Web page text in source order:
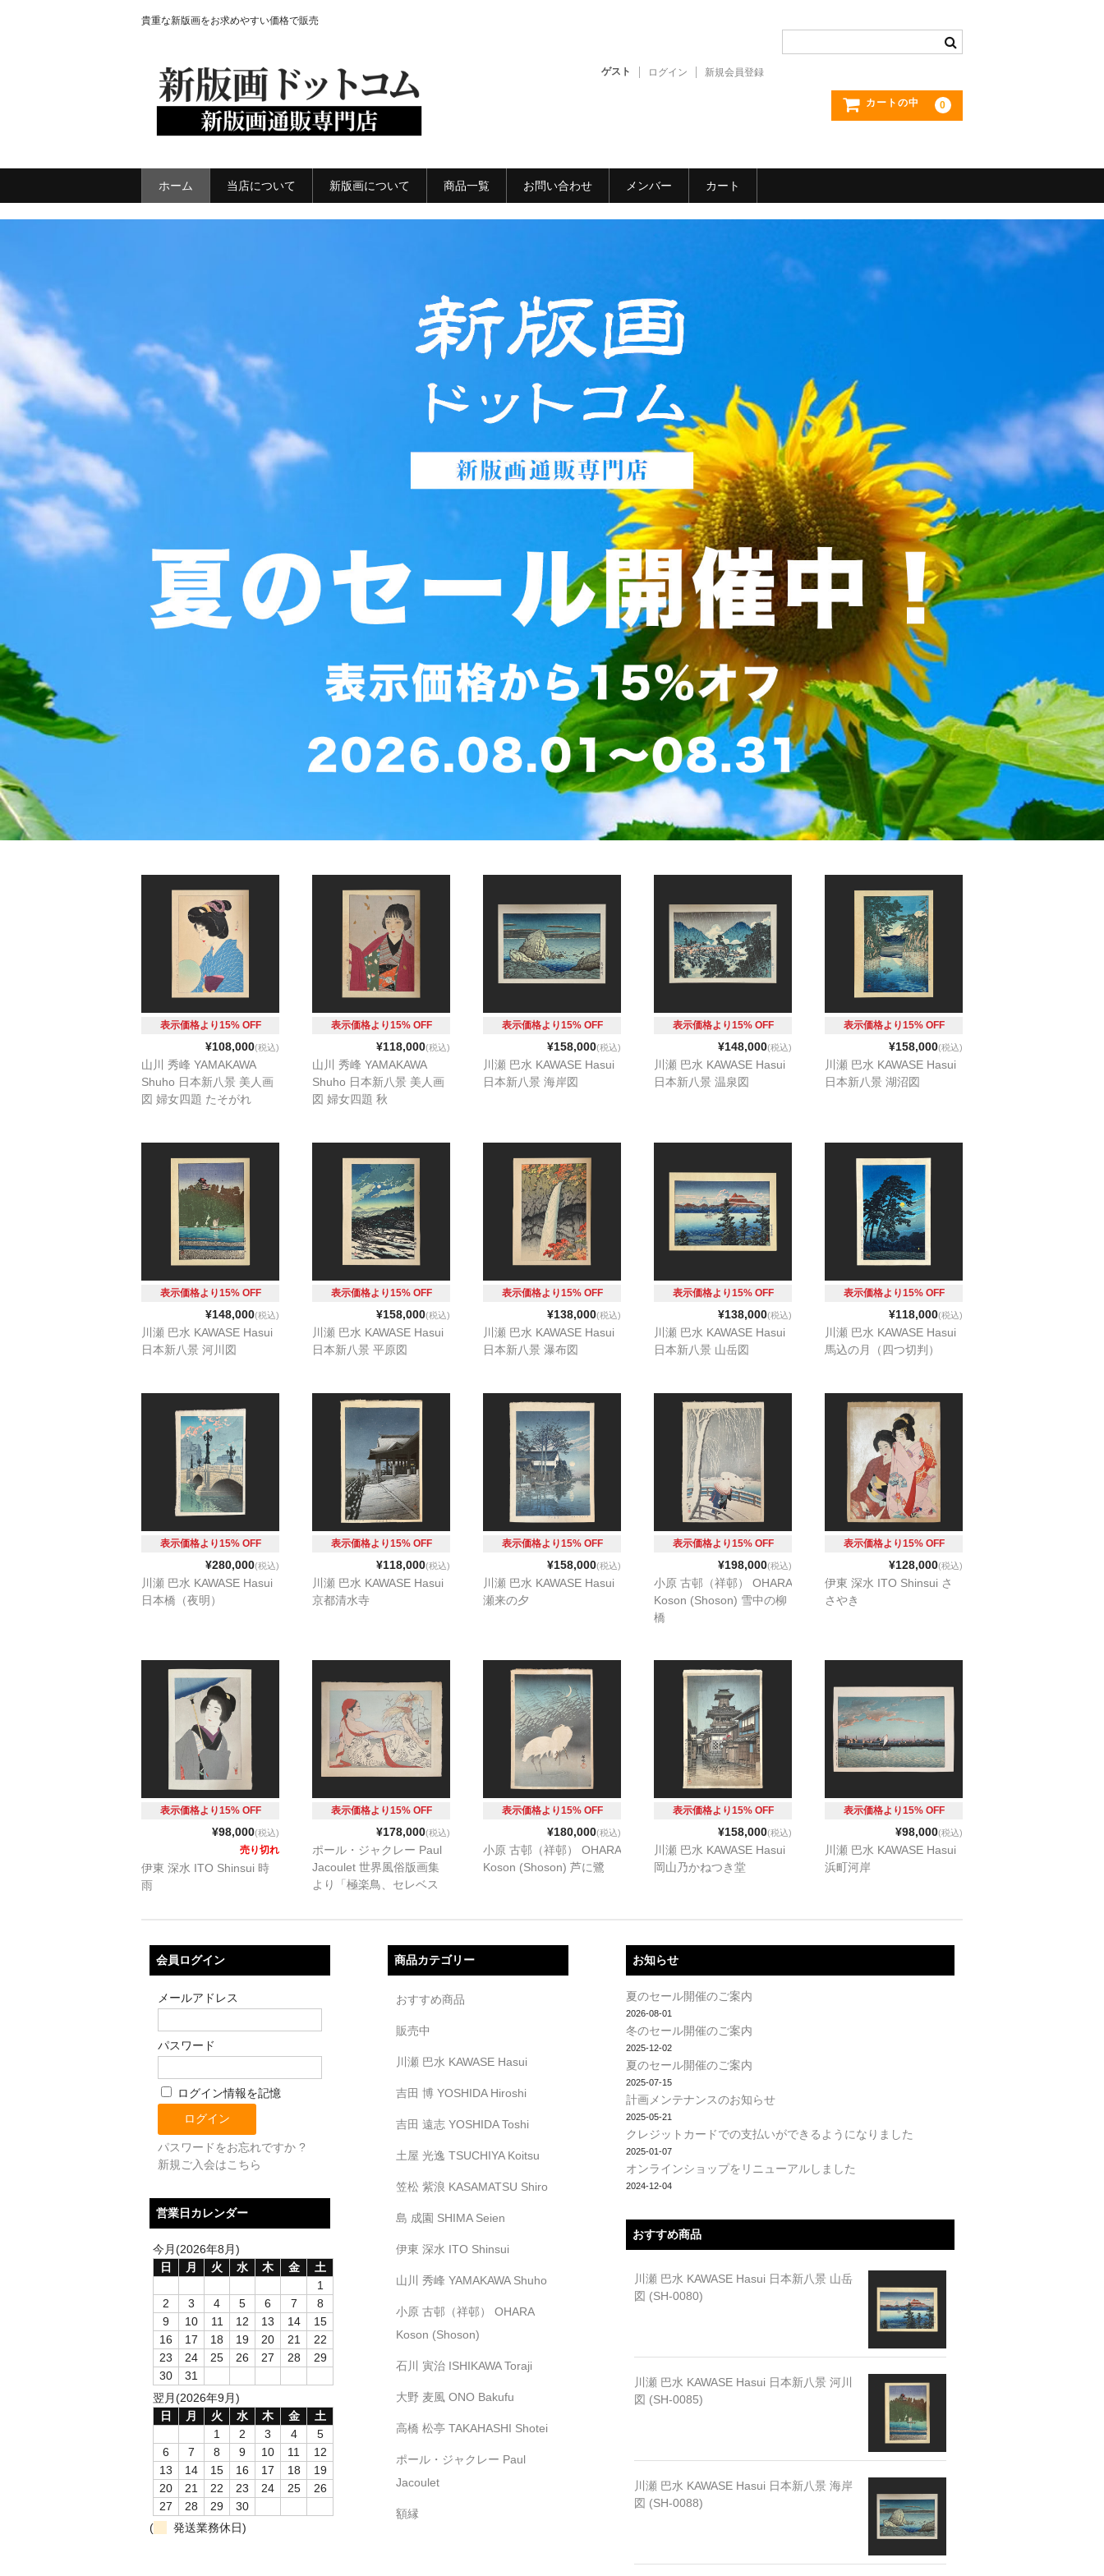
貴重な新版画をお求めやすい価格で販売
ゲスト ログイン 新規会員登録
カートの中 0
ホーム 当店について 新版画について 商品一覧 お問い合わせ メンバー カート
表示価格より15% OFF
¥108,000(税込)
山川 秀峰 YAMAKAWA
Shuho 日本新八景 美人画
図 婦女四題 たそがれ
表示価格より15% OFF
¥118,000(税込)
山川 秀峰 YAMAKAWA
Shuho 日本新八景 美人画
図 婦女四題 秋
表示価格より15% OFF
¥158,000(税込)
川瀬 巴水 KAWASE Hasui
日本新八景 海岸図
表示価格より15% OFF
¥148,000(税込)
川瀬 巴水 KAWASE Hasui
日本新八景 温泉図
表示価格より15% OFF
¥158,000(税込)
川瀬 巴水 KAWASE Hasui
日本新八景 湖沼図
表示価格より15% OFF
¥148,000(税込)
川瀬 巴水 KAWASE Hasui
日本新八景 河川図
表示価格より15% OFF
¥158,000(税込)
川瀬 巴水 KAWASE Hasui
日本新八景 平原図
表示価格より15% OFF
¥138,000(税込)
川瀬 巴水 KAWASE Hasui
日本新八景 瀑布図
表示価格より15% OFF
¥138,000(税込)
川瀬 巴水 KAWASE Hasui
日本新八景 山岳図
表示価格より15% OFF
¥118,000(税込)
川瀬 巴水 KAWASE Hasui
馬込の月（四つ切判）
表示価格より15% OFF
¥280,000(税込)
川瀬 巴水 KAWASE Hasui
日本橋（夜明）
表示価格より15% OFF
¥118,000(税込)
川瀬 巴水 KAWASE Hasui
京都清水寺
表示価格より15% OFF
¥158,000(税込)
川瀬 巴水 KAWASE Hasui
瀬来の夕
表示価格より15% OFF
¥198,000(税込)
小原 古邨（祥邨） OHARA
Koson (Shoson) 雪中の柳
橋
表示価格より15% OFF
¥128,000(税込)
伊東 深水 ITO Shinsui さ
さやき
表示価格より15% OFF
¥98,000(税込)
売り切れ
伊東 深水 ITO Shinsui 時
雨
表示価格より15% OFF
¥178,000(税込)
ポール・ジャクレー Paul
Jacoulet 世界風俗版画集
より「極楽鳥、セレベス
表示価格より15% OFF
¥180,000(税込)
小原 古邨（祥邨） OHARA
Koson (Shoson) 芦に鷺
表示価格より15% OFF
¥158,000(税込)
川瀬 巴水 KAWASE Hasui
岡山乃かねつき堂
表示価格より15% OFF
¥98,000(税込)
川瀬 巴水 KAWASE Hasui
浜町河岸
会員ログイン
メールアドレス
パスワード
ログイン情報を記憶
パスワードをお忘れですか ?
新規ご入会はこちら
営業日カレンダー
今月(2026年8月)
日
月 火 水 木 金
土
1
2
3 4 5 6 7
8
9
10 11 12 13 14
15
16
17 18 19 20 21
22
23
24 25 26 27 28
29
30
31
翌月(2026年9月)
日
月 火 水 木 金
土
1
2 3 4
5
6
7 8 9 10 11
12
13
14 15 16 17 18
19
20
21 22 23 24 25
26
27
28 29
30
(
発送業務休日)
商品カテゴリー
おすすめ商品
販売中
川瀬 巴水 KAWASE Hasui
吉田 博 YOSHIDA Hiroshi
吉田 遠志 YOSHIDA Toshi
土屋 光逸 TSUCHIYA Koitsu
笠松 紫浪 KASAMATSU Shiro
島 成園 SHIMA Seien
伊東 深水 ITO Shinsui
山川 秀峰 YAMAKAWA Shuho
小原 古邨（祥邨） OHARA
Koson (Shoson)
石川 寅治 ISHIKAWA Toraji
大野 麦風 ONO Bakufu
高橋 松亭 TAKAHASHI Shotei
ポール・ジャクレー Paul
Jacoulet
額縁
お知らせ
夏のセール開催のご案内
2026-08-01
冬のセール開催のご案内
2025-12-02
夏のセール開催のご案内
2025-07-15
計画メンテナンスのお知らせ
2025-05-21
クレジットカードでの支払いができるようになりました
2025-01-07
オンラインショップをリニューアルしました
2024-12-04
おすすめ商品
川瀬 巴水 KAWASE Hasui 日本新八景 山岳
図 (SH-0080)
川瀬 巴水 KAWASE Hasui 日本新八景 河川
図 (SH-0085)
川瀬 巴水 KAWASE Hasui 日本新八景 海岸
図 (SH-0088)